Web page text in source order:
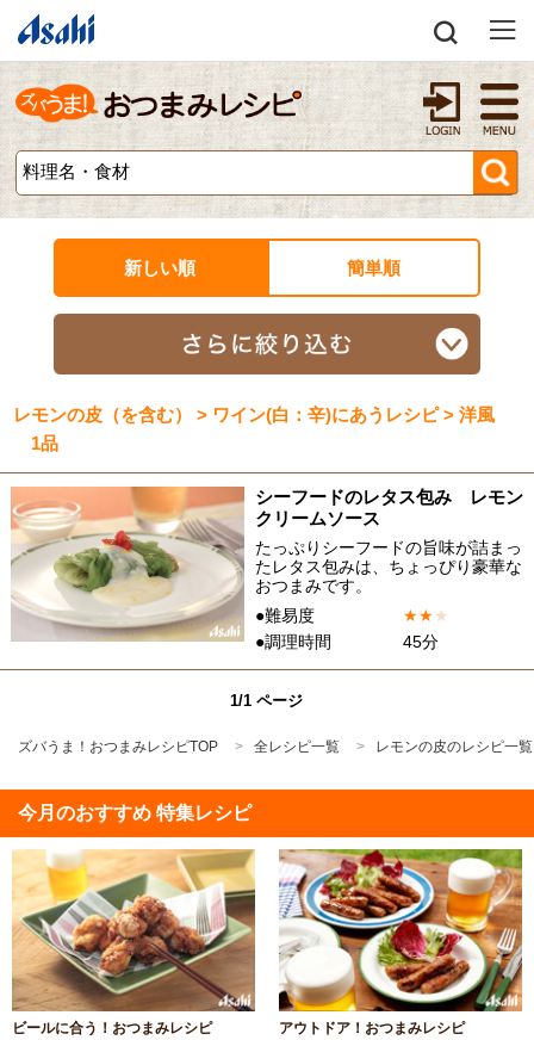
新しい順 簡単順
レモンの皮（を含む） > ワイン(白：辛)にあうレシピ > 洋風
1品
シーフードのレタス包み レモン
クリームソース
たっぷりシーフードの旨味が詰まっ
たレタス包みは、ちょっぴり豪華な
おつまみです。
●難易度
★★★
●調理時間
45分
1/1 ページ
ズバうま！おつまみレシピTOP 全レシピ一覧 レモンの皮のレシピ一覧
今月のおすすめ 特集レシピ
ビールに合う！おつまみレシピ アウトドア！おつまみレシピ